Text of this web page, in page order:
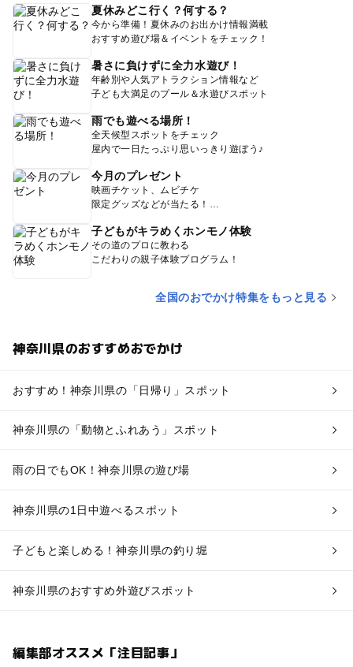
夏休みどこ行く？何する？
今から準備！夏休みのお出かけ情報満載
おすすめ遊び場＆イベントをチェック！
暑さに負けずに全力水遊び！
年齢別や人気アトラクション情報など
子ども大満足のプール＆水遊びスポット
雨でも遊べる場所！
全天候型スポットをチェック
屋内で一日たっぷり思いっきり遊ぼう♪
今月のプレゼント
映画チケット、ムビチケ
限定グッズなどが当たる！
子どもがキラめくホンモノ体験
その道のプロに教わる
こだわりの親子体験プログラム！
全国のおでかけ特集をもっと見る
神奈川県のおすすめおでかけ
おすすめ！神奈川県の「日帰り」スポット
神奈川県の「動物とふれあう」スポット
雨の日でもOK！神奈川県の遊び場
神奈川県の1日中遊べるスポット
子どもと楽しめる！神奈川県の釣り堀
神奈川県のおすすめ外遊びスポット
編集部オススメ「注目記事」